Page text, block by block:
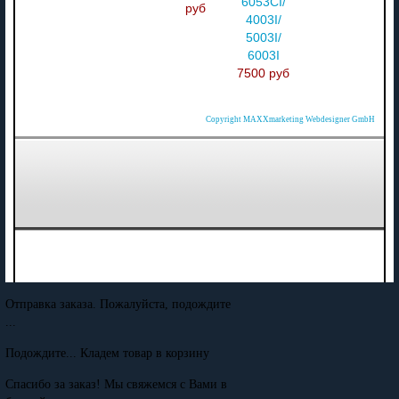
руб
4003I/
5003I/
6003I
7500 руб
Copyright MAXXmarketing Webdesigner GmbH
Отправка заказа. Пожалуйста, подождите
Подождите... Кладем товар в корзину
Спасибо за заказ! Мы свяжемся с Вами в